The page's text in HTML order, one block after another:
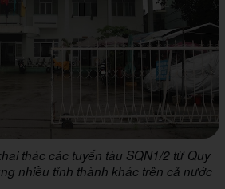
thác các tuyến tàu SQN1/2 từ Quy
nhiều tỉnh thành khác trên cả nước